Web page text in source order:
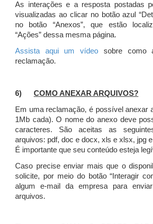
As interações e a resposta postadas
visualizadas ao clicar no botão azul
no botão “Anexos”, que estão
“Ações” dessa mesma página.
Assista aqui um vídeo sobre como
reclamação.
6) COMO ANEXAR ARQUIVOS?
Em uma reclamação, é possível anexar
1Mb cada). O nome do anexo deve
caracteres. São aceitas as
arquivos: pdf, doc e docx, xls e xlsx, jpg
É importante que seu conteúdo esteja
Caso precise enviar mais que o
solicite, por meio do botão “Interagir
algum e-mail da empresa para
arquivos.